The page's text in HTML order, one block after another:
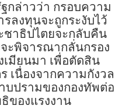
กล่าวว่า กรอบความ
ลงทุนจะถูกระงับไว้
ชาธิปไตยจะกลับคืน
ะพิจารณากลั่นกรอง
เมียนมา เพื่อตัดสิน
เนื่องจากความกังวล
บปรามของกองทัพต่อ
ของแรงงาน